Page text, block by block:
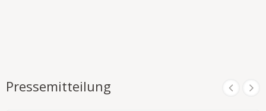
Pressemitteilung